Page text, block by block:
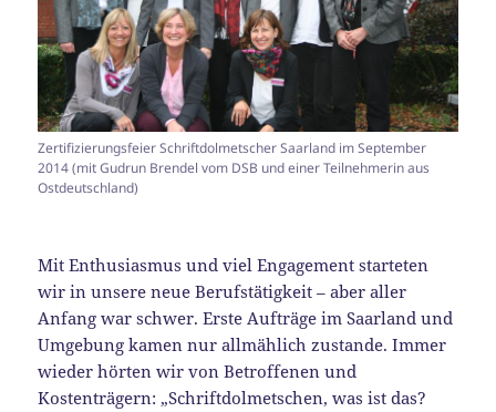
Zertifizierungsfeier Schriftdolmetscher Saarland im September
2014 (mit Gudrun Brendel vom DSB und einer Teilnehmerin aus
Ostdeutschland)
Mit Enthusiasmus und viel Engagement starteten
wir in unsere neue Berufstätigkeit – aber aller
Anfang war schwer. Erste Aufträge im Saarland und
Umgebung kamen nur allmählich zustande. Immer
wieder hörten wir von Betroffenen und
Kostenträgern: „Schriftdolmetschen, was ist das?